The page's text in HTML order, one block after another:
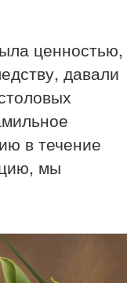
ценностью,
давали
в течение
мы